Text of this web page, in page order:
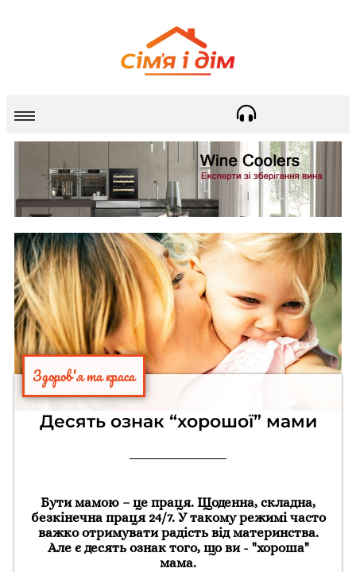
Здоров'я та краса
Десять ознак “хорошої” мами
Бути мамою – це праця. Щоденна, складна,
безкінечна праця 24/7. У такому режимі часто
важко отримувати радість від материнства.
Але є десять ознак того, що ви - "хороша"
мама.